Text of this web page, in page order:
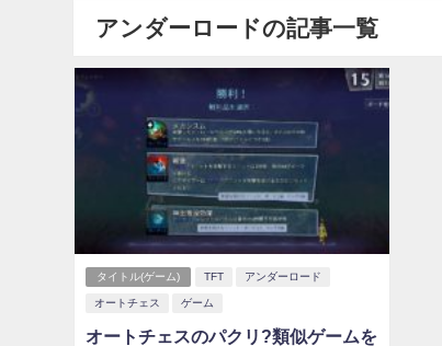
アンダーロードの記事一覧
タイトル(ゲーム) TFT アンダーロード
オートチェス ゲーム
オートチェスのパクリ?類似ゲームを